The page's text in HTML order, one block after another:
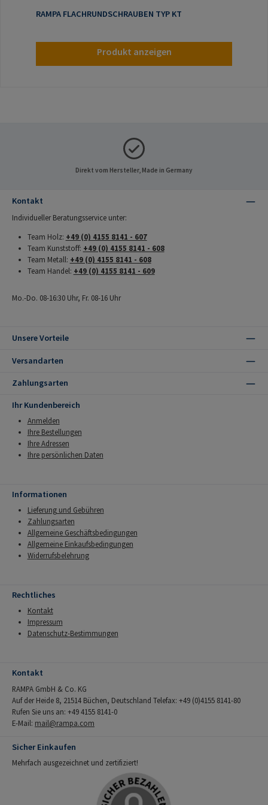
RAMPA FLACHRUNDSCHRAUBEN TYP KT
Produkt anzeigen
Direkt vom Hersteller, Made in Germany
Kontakt
Individueller Beratungsservice unter:
Team Holz: +49 (0) 4155 8141 - 607
Team Kunststoff: +49 (0) 4155 8141 - 608
Team Metall: +49 (0) 4155 8141 - 608
Team Handel: +49 (0) 4155 8141 - 609
Mo.-Do. 08-16:30 Uhr, Fr. 08-16 Uhr
Unsere Vorteile
Versandarten
Zahlungsarten
Ihr Kundenbereich
Anmelden
Ihre Bestellungen
Ihre Adressen
Ihre persönlichen Daten
Informationen
Lieferung und Gebühren
Zahlungsarten
Allgemeine Geschäftsbedingungen
Allgemeine Einkaufsbedingungen
Widerrufsbelehrung
Rechtliches
Kontakt
Impressum
Datenschutz-Bestimmungen
Kontakt
RAMPA GmbH & Co. KG
Auf der Heide 8, 21514 Büchen, Deutschland Telefax: +49 (0)4155 8141-80
Rufen Sie uns an: +49 4155 8141-0
E-Mail: mail@rampa.com
Sicher Einkaufen
Mehrfach ausgezeichnet und zertifiziert!